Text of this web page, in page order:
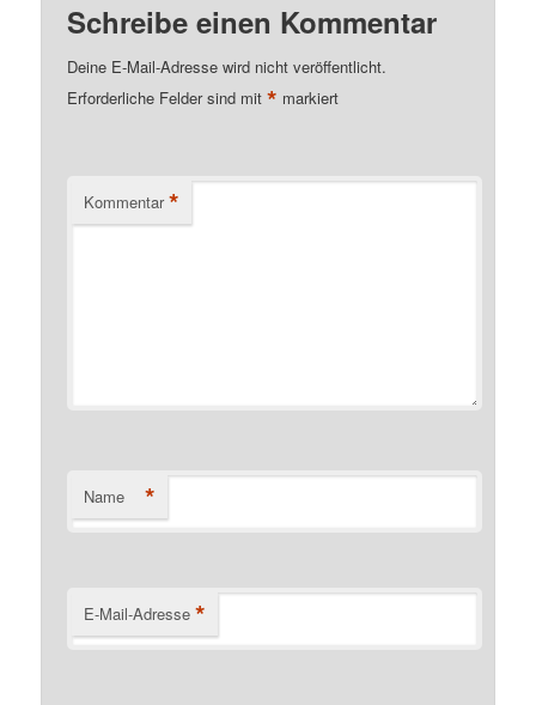
Schreibe einen Kommentar
Deine E-Mail-Adresse wird nicht veröffentlicht.
Erforderliche Felder sind mit* markiert
Kommentar *
Name *
E-Mail-Adresse *